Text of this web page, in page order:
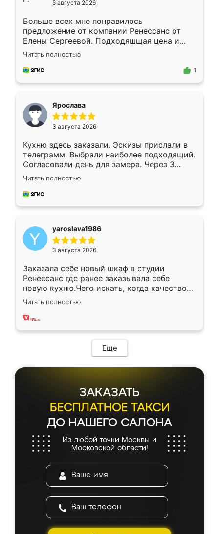
5 августа 2026
Больше всех мне понравилось
предложение от компании Ренессанс от
Елены Сергеевой. Подходяшщая цена и
короткие сроки изготовления. Приехавший
для замера сотрудник Владислав
предложил по моему эскизу самый
Читать полностью
1
Ярослава
3 августа 2026
Кухню здесь заказали. Эскизы прислали в
телеграмм. Выбрали наиболее подходящий.
Согласовали день для замера. Через 3
недели кухня была уже готова. Остались
довольны работой. Спасибо Ренессанс
мебель за качественную работу!
Читать полностью
yaroslava1986
3 августа 2026
Заказала себе новый шкаф в студии
Ренессанс где ранее заказывала себе
новую кухню.Чего искать, когда качеством
вполне довольна. Служит кухня уже почти
два года, нареканий нет.
Читать полностью
Еще
ЗАКАЗАТЬ
БЕСПЛАТНОЕ ТАКСИ
ДО НАШЕГО САЛОНА
Из любой точки Москвы и
Московской области!